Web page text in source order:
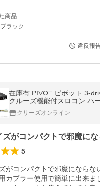
商品
ラック
違反報
在庫有 PIVOT ピボット 3-
クルーズ機能付スロコン ハ
突軽減システム車対応 スロ
ーラー クルーズコントロール
クリーズオンライン
5
がコンパクトで邪魔にならな
カプラー使用で簡単に出来ま